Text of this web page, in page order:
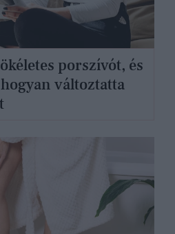
porszívót, és
változtatta